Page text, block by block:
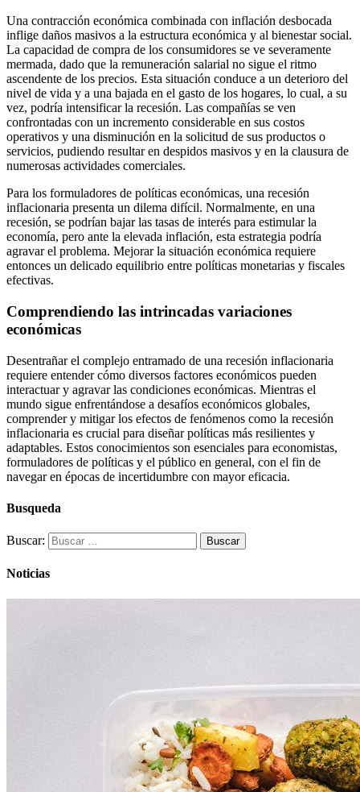
Una contracción económica combinada con inflación desbocada
inflige daños masivos a la estructura económica y al bienestar social.
La capacidad de compra de los consumidores se ve severamente
mermada, dado que la remuneración salarial no sigue el ritmo
ascendente de los precios. Esta situación conduce a un deterioro del
nivel de vida y a una bajada en el gasto de los hogares, lo cual, a su
vez, podría intensificar la recesión. Las compañías se ven
confrontadas con un incremento considerable en sus costos
operativos y una disminución en la solicitud de sus productos o
servicios, pudiendo resultar en despidos masivos y en la clausura de
numerosas actividades comerciales.
Para los formuladores de políticas económicas, una recesión
inflacionaria presenta un dilema difícil. Normalmente, en una
recesión, se podrían bajar las tasas de interés para estimular la
economía, pero ante la elevada inflación, esta estrategia podría
agravar el problema. Mejorar la situación económica requiere
entonces un delicado equilibrio entre políticas monetarias y fiscales
efectivas.
Comprendiendo las intrincadas variaciones
económicas
Desentrañar el complejo entramado de una recesión inflacionaria
requiere entender cómo diversos factores económicos pueden
interactuar y agravar las condiciones económicas. Mientras el
mundo sigue enfrentándose a desafíos económicos globales,
comprender y mitigar los efectos de fenómenos como la recesión
inflacionaria es crucial para diseñar políticas más resilientes y
adaptables. Estos conocimientos son esenciales para economistas,
formuladores de políticas y el público en general, con el fin de
navegar en épocas de incertidumbre con mayor eficacia.
Busqueda
Buscar:
Noticias